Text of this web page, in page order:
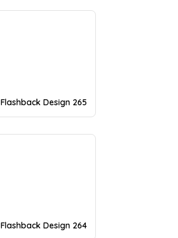
Flashback Design 265
Flashback Design 264